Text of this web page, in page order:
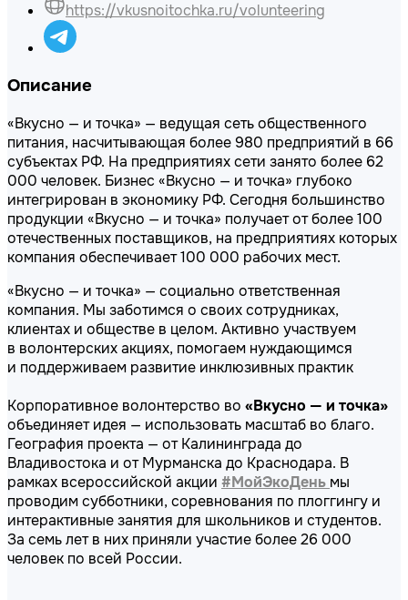
https://vkusnoitochka.ru/volunteering
Описание
«Вкусно — и точка» — ведущая сеть общественного
питания, насчитывающая более 980 предприятий в 66
субъектах РФ. На предприятиях сети занято более 62
000 человек. Бизнес «Вкусно — и точка» глубоко
интегрирован в экономику РФ. Сегодня большинство
продукции «Вкусно — и точка» получает от более 100
отечественных поставщиков, на предприятиях которых
компания обеспечивает 100 000 рабочих мест.
«Вкусно — и точка» — социально ответственная
компания. Мы заботимся о своих сотрудниках,
клиентах и обществе в целом. Активно участвуем
в волонтерских акциях, помогаем нуждающимся
и поддерживаем развитие инклюзивных практик
Корпоративное волонтерство во «Вкусно — и точка»
объединяет идея — использовать масштаб во благо.
География проекта — от Калининграда до
Владивостока и от Мурманска до Краснодара. В
рамках всероссийской акции #МойЭкоДень мы
проводим субботники, соревнования по плоггингу и
интерактивные занятия для школьников и студентов.
За семь лет в них приняли участие более 26 000
человек по всей России.